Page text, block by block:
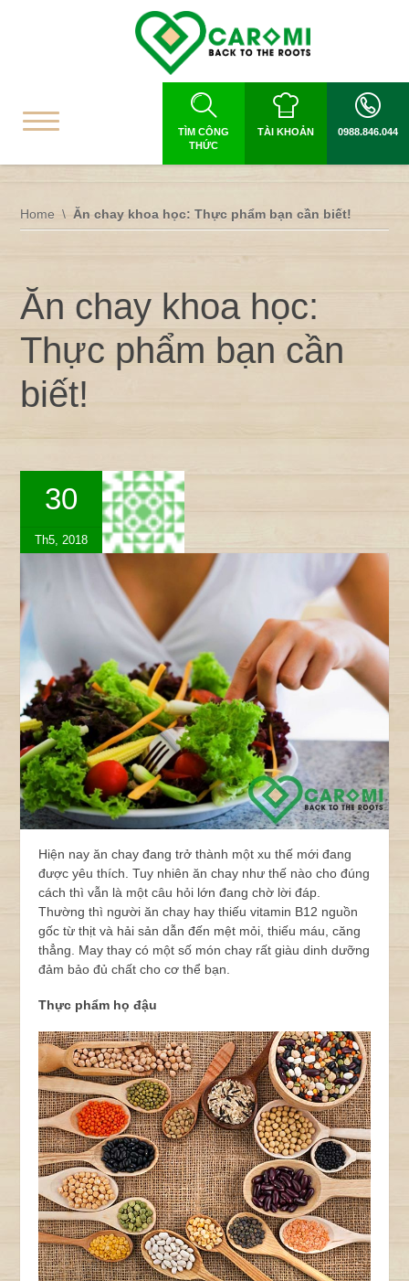
TÌM CÔNG
THỨC
TÀI KHOẢN 0988.846.044
Home Ăn chay khoa học: Thực phẩm bạn cần biết!
Ăn chay khoa học:
Thực phẩm bạn cần
biết!
30
Th5, 2018
Hiện nay ăn chay đang trở thành một xu thế mới đang
được yêu thích. Tuy nhiên ăn chay như thế nào cho đúng
cách thì vẫn là một câu hỏi lớn đang chờ lời đáp.
Thường thì người ăn chay hay thiếu vitamin B12 nguồn
gốc từ thịt và hải sản dẫn đến mệt mỏi, thiếu máu, căng
thẳng. May thay có một số món chay rất giàu dinh dưỡng
đảm bảo đủ chất cho cơ thể bạn.
Thực phẩm họ đậu